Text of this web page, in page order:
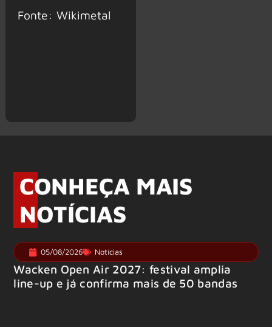
Fonte: Wikimetal
CONHEÇA MAIS
NOTÍCIAS
05/08/2026 Notícias
Wacken Open Air 2027: festival amplia
line-up e já confirma mais de 50 bandas